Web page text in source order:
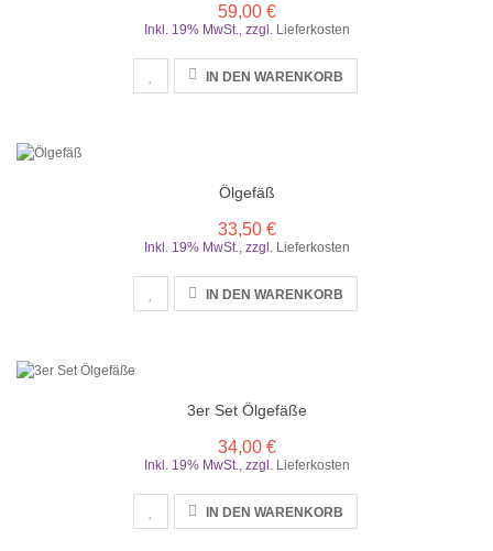
59,00 €
Inkl. 19% MwSt. zzgl. Lieferkosten
IN DEN WARENKORB
Ölgefäß
33,50 €
Inkl. 19% MwSt., zzgl. Lieferkosten
IN DEN WARENKORB
3er Set Ölgefäße
34,00 €
Inkl. 19% MwSt., zzgl. Lieferkosten
IN DEN WARENKORB